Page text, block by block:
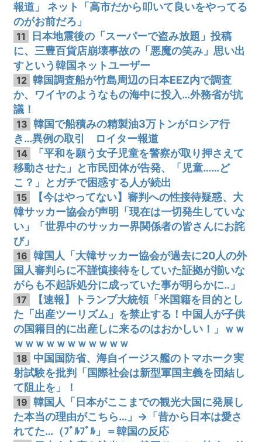
報道」 ネット「高市だから叩いて良いをやってる
のがお前だろ」
11
日本地震後の「スーパーで盗み放題」投稿
に、三豊百貨店崩壊事故の「悪魔の笑み」思い出
すという韓国ネットユーザー
12 韓国調査船が竹島周辺の日本EEZ内で調査
か、ワイヤのようなもの海中に投入…外務省が抗
議！
13 韓国で船積みの精製油3万トンがロシア行
き…異例の取引 ロイター報道
14
「平和を願う女子児童を警察が取り押さえて
移動させた」と市民団体が告発、「児童……ど
こ？」とガチで困惑する人が続出
15
【今はやってない】審判への性接待疑惑、大
韓サッカー協会が声明「現在は一切発生していな
い」「世界中のサッカー界関係者の皆さんにお詫
び」
16 韓国人「大韓サッカー協会が過去に20人の外
国人審判らに不謹慎接待をしていた証拠が揃いな
がらも不起訴処分に成っていた事が明らかに‥」
17
【速報】トランプ大統領「米国籍を目的とし
た「出産ツーリズム」を禁止する！中国人が子供
の国籍目的に出産しに来るのはおかしい！」ｗｗ
ｗｗｗｗｗｗｗｗｗｗｗ
18 中国国防省、海自イージス艦のトマホーク実
射試験を批判「国際社会は新型軍国主義を団結し
て阻止を」！
19 韓国人「日本がここまでの観光大国に発展し
た本当の理由がこちら…」→「昔から日本は愛さ
れてた…（ﾌﾞﾙﾌﾞﾙ」＝韓国の反応